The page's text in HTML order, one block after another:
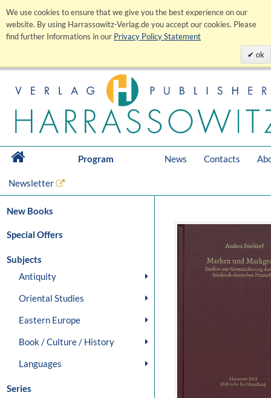
We use cookies to ensure that we give you the best experience on our
website. By using Harrassowitz-Verlag.de you accept our cookies. Please
find further Informations in our Privacy Policy Statement
ok
Program News Contacts
Newsletter
New Books
Special Offers
Subjects
Antiquity
Oriental Studies
Eastern Europe
Book / Culture / History
Languages
Series